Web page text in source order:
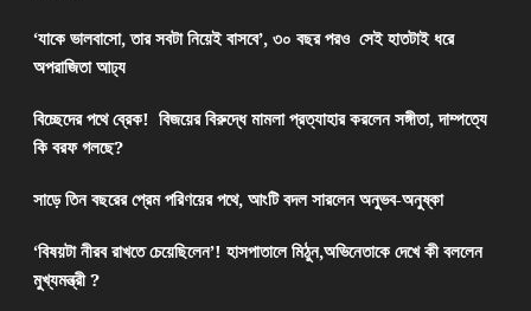
‘যাকে ভালবাসো, তার সবটা নিয়েই বাসবে’, ৩০ বছর পরও সেই হাতটাই ধরে
অপরাজিতা আঢ্য
বিচ্ছেদের পথে ব্রেক! বিজয়ের বিরুদ্ধে মামলা প্রত্যাহার করলেন সঙ্গীতা, দাম্পত্যে
কি বরফ গলছে?
সাড়ে তিন বছরের প্রেম পরিণয়ের পথে, আংটি বদল সারলেন অনুভব-অনুষ্কা
‘বিষয়টা নীরব রাখতে চেয়েছিলেন’! হাসপাতালে মিঠুন,অভিনেতাকে দেখে কী বললেন
মুখ্যমন্ত্রী ?